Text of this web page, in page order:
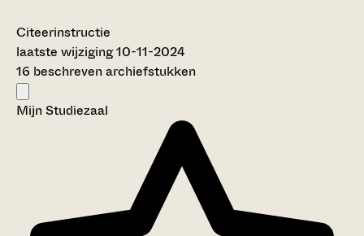
Citeerinstructie
laatste wijziging 10-11-2024
16 beschreven archiefstukken
Mijn Studiezaal